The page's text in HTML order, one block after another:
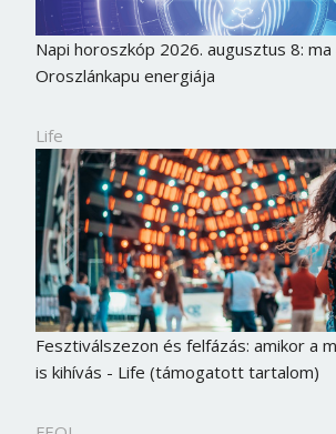
Napi horoszkóp 2026. augusztus 8:
Oroszlánkapu energiája
Life
Fesztiválszezon és felfázás: amikor a
is kihívás - Life (támogatott tartalom)